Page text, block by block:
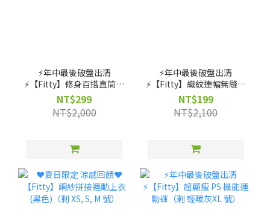
⚡️年中最後破盤出清
⚡️【Fitty】修身百搭直筒褲
（剩 XS, S, M, L, XL, 2XL
號）
NT$299
NT$2,000
⚡️年中最後破盤出清
⚡️【Fitty】織紋連帽無縫外
套-灰紫/灰黑（剩 XS 號）
NT$199
NT$2,100